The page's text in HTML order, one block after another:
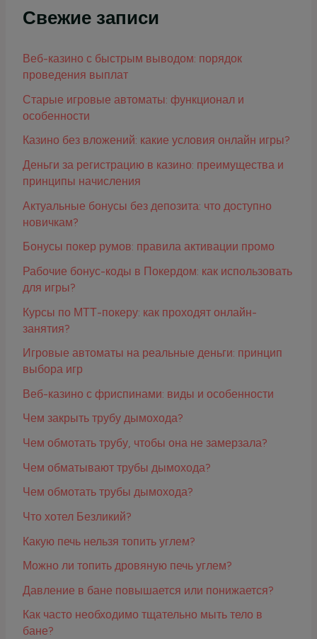
Свежие записи
Веб-казино с быстрым выводом: порядок
проведения выплат
Старые игровые автоматы: функционал и
особенности
Казино без вложений: какие условия онлайн игры?
Деньги за регистрацию в казино: преимущества и
принципы начисления
Актуальные бонусы без депозита: что доступно
новичкам?
Бонусы покер румов: правила активации промо
Рабочие бонус-коды в Покердом: как использовать
для игры?
Курсы по МТТ-покеру: как проходят онлайн-
занятия?
Игровые автоматы на реальные деньги: принцип
выбора игр
Веб-казино с фриспинами: виды и особенности
Чем закрыть трубу дымохода?
Чем обмотать трубу, чтобы она не замерзала?
Чем обматывают трубы дымохода?
Чем обмотать трубы дымохода?
Что хотел Безликий?
Какую печь нельзя топить углем?
Можно ли топить дровяную печь углем?
Давление в бане повышается или понижается?
Как часто необходимо тщательно мыть тело в
бане?